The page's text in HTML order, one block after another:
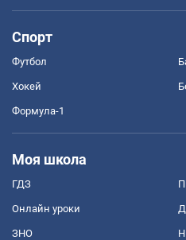
Спорт
Футбол
Хокей
Формула-1
Моя школа
ГДЗ
Онлайн уроки
ЗНО